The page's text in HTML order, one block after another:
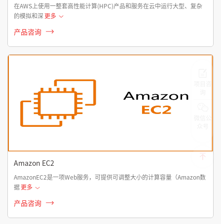
在AWS上使用一整套高性能计算(HPC)产品和服务在云中运行大型、复杂
的模拟和深更多
产品咨询
Amazon EC2
AmazonEC2是一项Web服务，可提供可调整大小的计算容量（Amazon数
据更多
产品咨询